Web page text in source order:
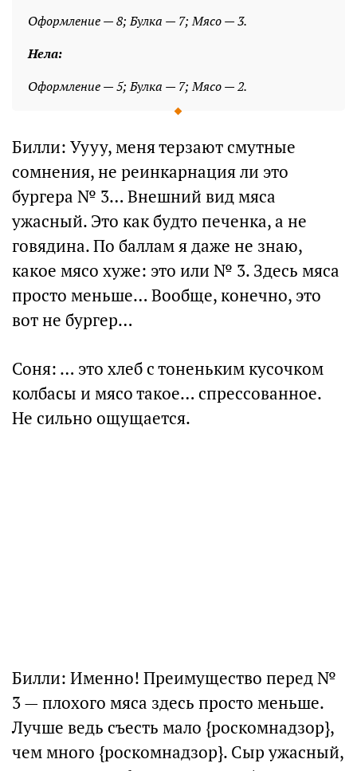
Оформление — 8; Булка — 7; Мясо — 3.
Нела:
Оформление — 5; Булка — 7; Мясо — 2.
Билли: Уууу, меня терзают смутные
сомнения, не реинкарнация ли это
бургера № 3… Внешний вид мяса
ужасный. Это как будто печенка, а не
говядина. По баллам я даже не знаю,
какое мясо хуже: это или № 3. Здесь мяса
просто меньше… Вообще, конечно, это
вот не бургер…
Соня: … это хлеб с тоненьким кусочком
колбасы и мясо такое… спрессованное.
Не сильно ощущается.
Билли: Именно! Преимущество перед №
3 — плохого мяса здесь просто меньше.
Лучше ведь съесть мало {роскомнадзор},
чем много {роскомнадзор}. Сыр ужасный,